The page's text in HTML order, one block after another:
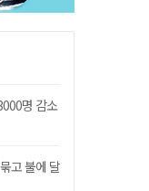
명 감소
고 불에 달